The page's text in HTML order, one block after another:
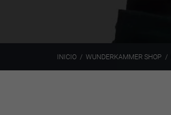
INICIO WUNDERKAMMER SHOP